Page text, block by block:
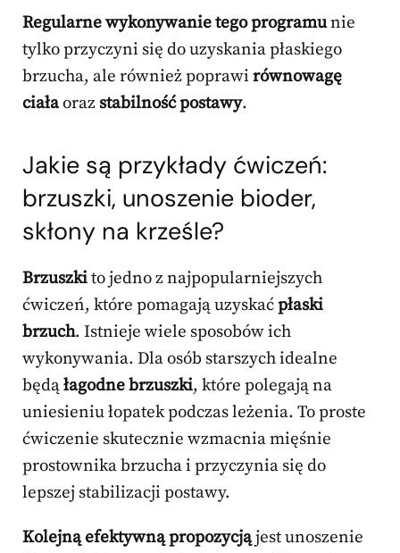
Regularne wykonywanie tego programunie
tylko przyczyni się do uzyskania płaskiego
brzucha, ale również poprawi równowagę
ciałaoraz stabilność postawy.
Jakie są przykłady ćwiczeń:
brzuszki, unoszenie bioder,
skłony na krześle?
Brzuszkito jedno z najpopularniejszych
ćwiczeń, które pomagają uzyskaćpłaski
brzuch. Istnieje wiele sposobów ich
wykonywania. Dla osób starszych idealne
będąłagodne brzuszki, które polegają na
uniesieniu łopatek podczas leżenia. To proste
ćwiczenie skutecznie wzmacnia mięśnie
prostownika brzucha i przyczynia się do
lepszej stabilizacji postawy.
Kolejną efektywną propozycjąjest unoszenie